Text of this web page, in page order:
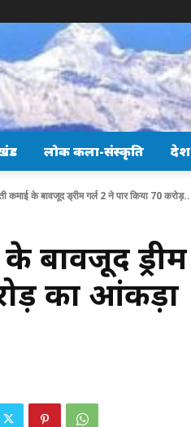
लोक कला-संस्कृति देश-
कमाई के बावजूद ड्रीम गर्ल 2 ने पार किया 70
बावजूद ड्रीम
का आंकड़ा